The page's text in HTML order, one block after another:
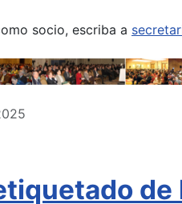
socio, escriba a
de